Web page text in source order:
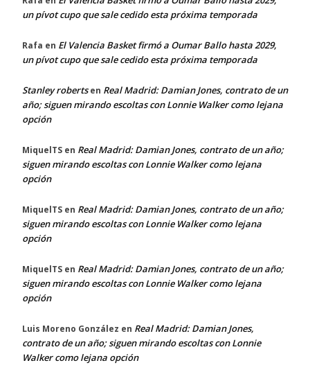
un pívot cupo que sale cedido esta próxima temporada
Rafa en El Valencia Basket firmó a Oumar Ballo hasta 2029,
un pívot cupo que sale cedido esta próxima temporada
Stanley robertsen Real Madrid: Damian Jones, contrato de un
año; siguen mirando escoltas con Lonnie Walker como lejana
opción
MiquelTS en Real Madrid: Damian Jones, contrato de un año;
siguen mirando escoltas con Lonnie Walker como lejana
opción
MiquelTS en Real Madrid: Damian Jones, contrato de un año;
siguen mirando escoltas con Lonnie Walker como lejana
opción
MiquelTS en Real Madrid: Damian Jones, contrato de un año;
siguen mirando escoltas con Lonnie Walker como lejana
opción
Luis Moreno González en Real Madrid: Damian Jones,
contrato de un año; siguen mirando escoltas con Lonnie
Walker como lejana opción